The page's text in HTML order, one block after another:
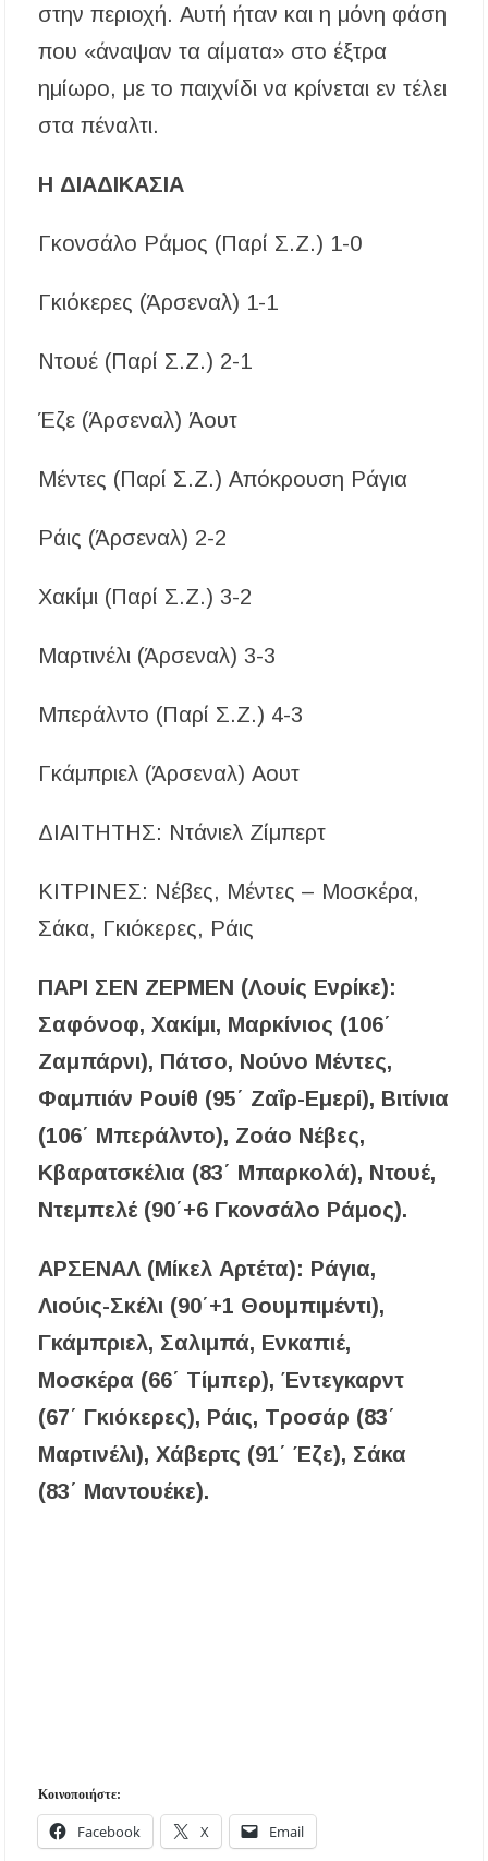
στην περιοχή. Αυτή ήταν και η μόνη φάση
που «άναψαν τα αίματα» στο έξτρα
ημίωρο, με το παιχνίδι να κρίνεται εν τέλει
στα πέναλτι.
Η ΔΙΑΔΙΚΑΣΙΑ
Γκονσάλο Ράμος (Παρί Σ.Ζ.) 1-0
Γκιόκερες (Άρσεναλ) 1-1
Ντουέ (Παρί Σ.Ζ.) 2-1
Έζε (Άρσεναλ) Άουτ
Μέντες (Παρί Σ.Ζ.) Απόκρουση Ράγια
Ράις (Άρσεναλ) 2-2
Χακίμι (Παρί Σ.Ζ.) 3-2
Μαρτινέλι (Άρσεναλ) 3-3
Μπεράλντο (Παρί Σ.Ζ.) 4-3
Γκάμπριελ (Άρσεναλ) Αουτ
ΔΙΑΙΤΗΤΗΣ: Ντάνιελ Ζίμπερτ
ΚΙΤΡΙΝΕΣ: Νέβες, Μέντες – Μοσκέρα,
Σάκα, Γκιόκερες, Ράις
ΠΑΡΙ ΣΕΝ ΖΕΡΜΕΝ (Λουίς Ενρίκε):
Σαφόνοφ, Χακίμι, Μαρκίνιος (106΄
Ζαμπάρνι), Πάτσο, Νούνο Μέντες,
Φαμπιάν Ρουίθ (95΄ Ζαΐρ-Εμερί), Βιτίνια
(106΄ Μπεράλντο), Ζοάο Νέβες,
Κβαρατσκέλια (83΄ Μπαρκολά), Ντουέ,
Ντεμπελέ (90΄+6 Γκονσάλο Ράμος).
ΑΡΣΕΝΑΛ (Μίκελ Αρτέτα): Ράγια,
Λιούις-Σκέλι (90΄+1 Θουμπιμέντι),
Γκάμπριελ, Σαλιμπά, Ενκαπιέ,
Μοσκέρα (66΄ Τίμπερ), Έντεγκαρντ
(67΄ Γκιόκερες), Ράις, Τροσάρ (83΄
Μαρτινέλι), Χάβερτς (91΄ Έζε), Σάκα
(83΄ Μαντουέκε).
Κοινοποιήστε:
Facebook X Email